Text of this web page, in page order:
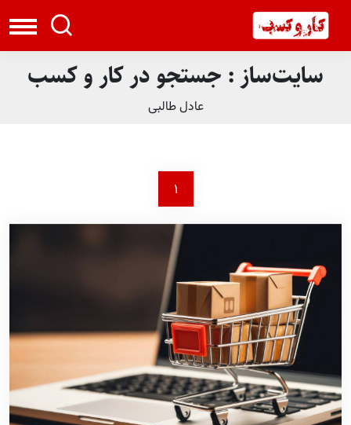
سایت‌ساز : جستجو در کار و کسب
عادل طالبی
1